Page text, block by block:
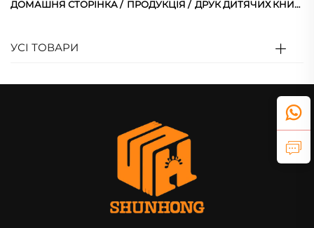
ДОМАШНЯ СТОРІНКА/ ПРОДУКЦІЯ / ДРУК ДИТЯЧИХ КНИЖОК
УСІ ТОВАРИ